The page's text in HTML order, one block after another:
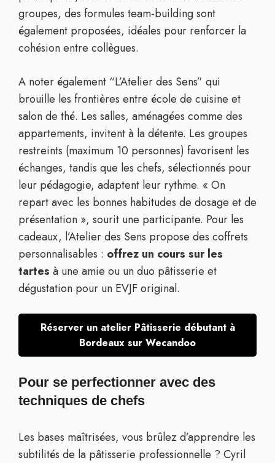
groupes, des formules team-building sont
également proposées, idéales pour renforcer la
cohésion entre collègues.
A noter également “L’Atelier des Sens” qui
brouille les frontières entre école de cuisine et
salon de thé. Les salles, aménagées comme des
appartements, invitent à la détente. Les groupes
restreints (maximum 10 personnes) favorisent les
échanges, tandis que les chefs, sélectionnés pour
leur pédagogie, adaptent leur rythme. « On
repart avec les bonnes habitudes de dosage et de
présentation », sourit une participante. Pour les
cadeaux, l’Atelier des Sens propose des coffrets
personnalisables : offrez un cours sur les
tartes à une amie ou un duo pâtisserie et
dégustation pour un EVJF original.
Réserver un atelier Pâtisserie débutant à
Bordeaux sur Wecandoo
Pour se perfectionner avec des
techniques de chefs
Les bases maîtrisées, vous brûlez d’apprendre les
subtilités de la pâtisserie professionnelle ? Cyril